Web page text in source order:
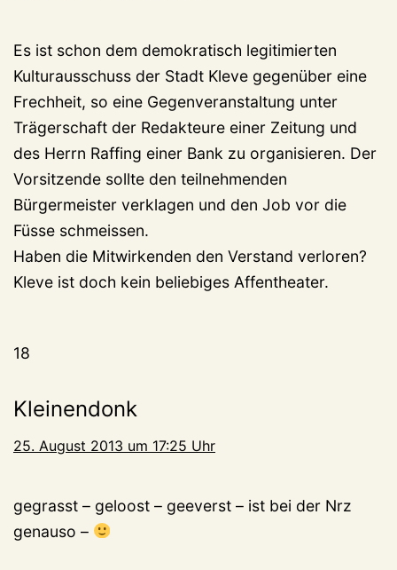
Es ist schon dem demokratisch legitimierten
Kulturausschuss der Stadt Kleve gegenüber eine
Frechheit, so eine Gegenveranstaltung unter
Trägerschaft der Redakteure einer Zeitung und
des Herrn Raffing einer Bank zu organisieren. Der
Vorsitzende sollte den teilnehmenden
Bürgermeister verklagen und den Job vor die
Füsse schmeissen.
Haben die Mitwirkenden den Verstand verloren?
Kleve ist doch kein beliebiges Affentheater.
18
Kleinendonk
25. August 2013 um 17:25 Uhr
gegrasst – geloost – geeverst – ist bei der Nrz
genauso –